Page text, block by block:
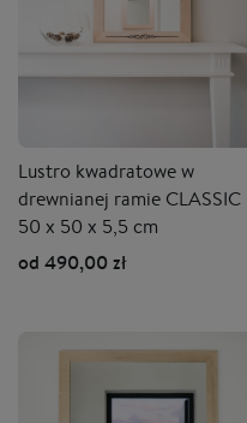
Lustro kwadratowe w
drewnianej ramie CLASSIC
50 x 50 x 5,5 cm
od 490,00 zł